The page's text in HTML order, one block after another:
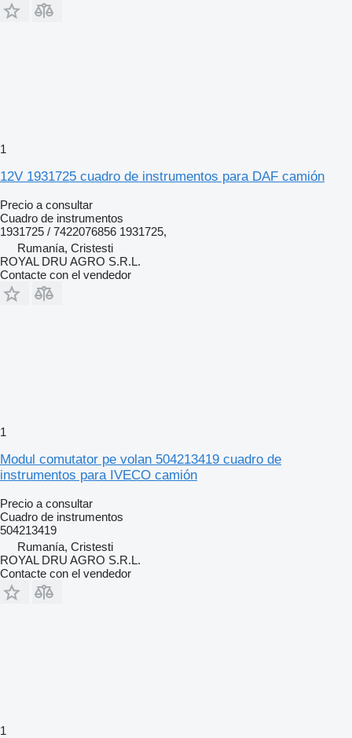
1
12V 1931725 cuadro de instrumentos para DAF camión
Precio a consultar
Cuadro de instrumentos
1931725 / 7422076856 1931725,
Rumanía, Cristesti
ROYAL DRU AGRO S.R.L.
Contacte con el vendedor
1
Modul comutator pe volan 504213419 cuadro de
instrumentos para IVECO camión
Precio a consultar
Cuadro de instrumentos
504213419
Rumanía, Cristesti
ROYAL DRU AGRO S.R.L.
Contacte con el vendedor
1